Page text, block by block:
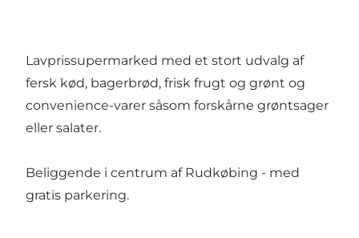
Lavprissupermarked med et stort udvalg af
fersk kød, bagerbrød, frisk frugt og grønt og
convenience-varer såsom forskårne grøntsager
eller salater.
Beliggende i centrum af Rudkøbing - med
gratis parkering.